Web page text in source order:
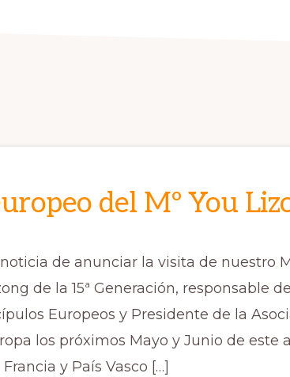
del Mº You
de anunciar la visita de nuestro
de la 15ª Generación, responsable
Europeos y Presidente de la
los próximos Mayo y Junio de este
y País Vasco […]